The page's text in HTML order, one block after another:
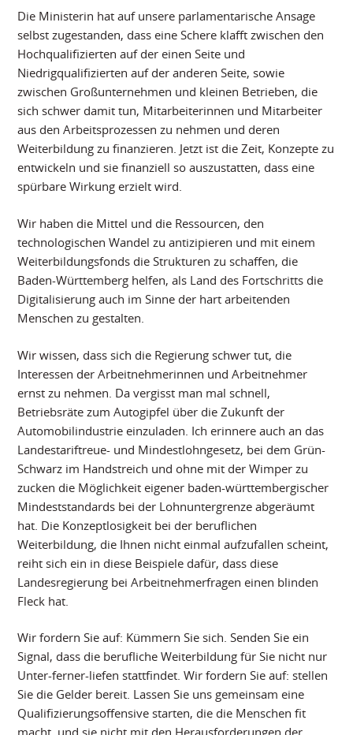
Die Ministerin hat auf unsere parlamentarische Ansage
selbst zugestanden, dass eine Schere klafft zwischen den
Hochqualifizierten auf der einen Seite und
Niedrigqualifizierten auf der anderen Seite, sowie
zwischen Großunternehmen und kleinen Betrieben, die
sich schwer damit tun, Mitarbeiterinnen und Mitarbeiter
aus den Arbeitsprozessen zu nehmen und deren
Weiterbildung zu finanzieren. Jetzt ist die Zeit, Konzepte zu
entwickeln und sie finanziell so auszustatten, dass eine
spürbare Wirkung erzielt wird.
Wir haben die Mittel und die Ressourcen, den
technologischen Wandel zu antizipieren und mit einem
Weiterbildungsfonds die Strukturen zu schaffen, die
Baden-Württemberg helfen, als Land des Fortschritts die
Digitalisierung auch im Sinne der hart arbeitenden
Menschen zu gestalten.
Wir wissen, dass sich die Regierung schwer tut, die
Interessen der Arbeitnehmerinnen und Arbeitnehmer
ernst zu nehmen. Da vergisst man mal schnell,
Betriebsräte zum Autogipfel über die Zukunft der
Automobilindustrie einzuladen. Ich erinnere auch an das
Landestariftreue- und Mindestlohngesetz, bei dem Grün-
Schwarz im Handstreich und ohne mit der Wimper zu
zucken die Möglichkeit eigener baden-württembergischer
Mindeststandards bei der Lohnuntergrenze abgeräumt
hat. Die Konzeptlosigkeit bei der beruflichen
Weiterbildung, die Ihnen nicht einmal aufzufallen scheint,
reiht sich ein in diese Beispiele dafür, dass diese
Landesregierung bei Arbeitnehmerfragen einen blinden
Fleck hat.
Wir fordern Sie auf: Kümmern Sie sich. Senden Sie ein
Signal, dass die berufliche Weiterbildung für Sie nicht nur
Unter-ferner-liefen stattfindet. Wir fordern Sie auf: stellen
Sie die Gelder bereit. Lassen Sie uns gemeinsam eine
Qualifizierungsoffensive starten, die die Menschen fit